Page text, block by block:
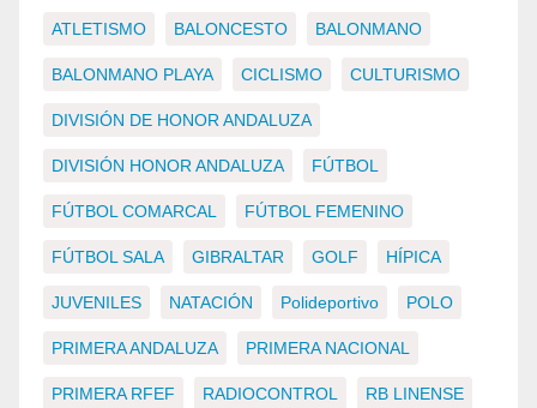
ATLETISMO BALONCESTO BALONMANO
BALONMANO PLAYA CICLISMO CULTURISMO
DIVISIÓN DE HONOR ANDALUZA
DIVISIÓN HONOR ANDALUZA FÚTBOL
FÚTBOL COMARCAL FÚTBOL FEMENINO
FÚTBOL SALA GIBRALTAR GOLF HÍPICA
JUVENILES NATACIÓN Polideportivo POLO
PRIMERA ANDALUZA PRIMERA NACIONAL
PRIMERA RFEF RADIOCONTROL RB LINENSE